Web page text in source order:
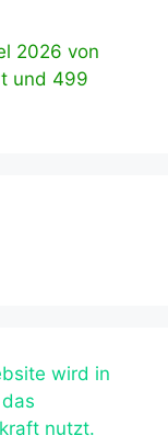
2026 von
und 499
wird in
nutzt.